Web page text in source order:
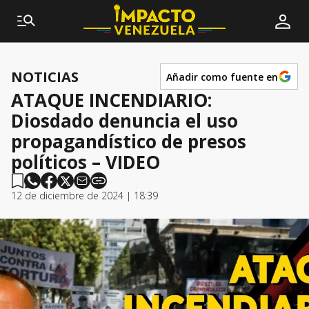
NOTICIAS Añadir como fuente en
ATAQUE INCENDIARIO:
Diosdado denuncia el uso
propagandístico de presos
políticos – VIDEO
12 de diciembre de 2024 | 18:39